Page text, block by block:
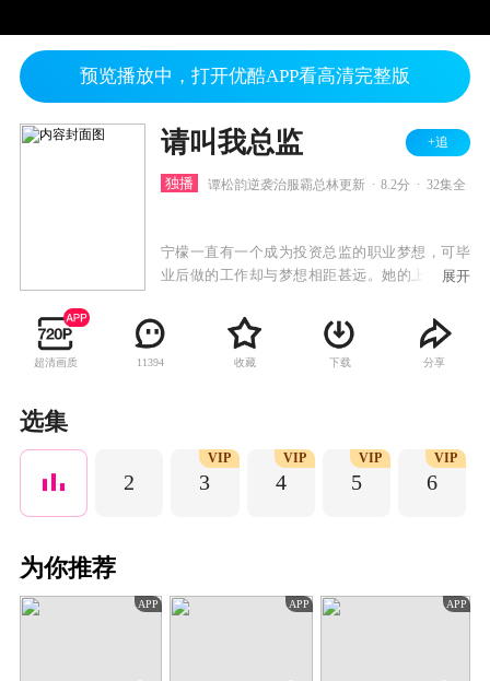
预览播放中，打开优酷APP看高清完整版
请叫我总监 +追
独播 谭松韵逆袭治服霸总林更新 8.2分 32集全
宁檬一直有一个成为投资总监的职业梦想，可毕
业后做的工作却与梦想相距甚远。她的上司陆既
檬也能成为合格的投资人。某一天宁檬终于下定
决心离开陆既明，向他也向自己证明她可以做
到。宁檬重新求职，经过种种阻碍，机缘下最终
关。陆既明长远的投资理念使宁檬获益匪浅，宁
檬也改变了陆既明的处世态度。两人互相影响，
展开
超清画质 11394 收藏 下载 分享
选集
2 3
VIP
4
VIP
5
VIP
6
VIP
为你推荐
APP APP APP